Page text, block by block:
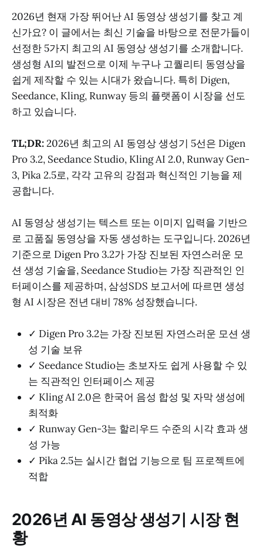
2026년 현재 가장 뛰어난 AI 동영상 생성기를 찾고 계
신가요? 이 글에서는 최신 기술을 바탕으로 전문가들이
선정한 5가지 최고의 AI 동영상 생성기를 소개합니다.
생성형 AI의 발전으로 이제 누구나 고퀄리티 동영상을
쉽게 제작할 수 있는 시대가 왔습니다. 특히 Digen,
Seedance, Kling, Runway 등의 플랫폼이 시장을 선도
하고 있습니다.
TL;DR:2026년 최고의 AI 동영상 생성기 5선은 Digen
Pro 3.2, Seedance Studio, Kling AI 2.0, Runway Gen-
3, Pika 2.5로, 각각 고유의 강점과 혁신적인 기능을 제
공합니다.
AI 동영상 생성기는 텍스트 또는 이미지 입력을 기반으
로 고품질 동영상을 자동 생성하는 도구입니다. 2026년
기준으로 Digen Pro 3.2가 가장 진보된 자연스러운 모
션 생성 기술을, Seedance Studio는 가장 직관적인 인
터페이스를 제공하며, 삼성SDS 보고서에 따르면 생성
형 AI 시장은 전년 대비 78% 성장했습니다.
✓ Digen Pro 3.2는 가장 진보된 자연스러운 모션 생
성 기술 보유
✓ Seedance Studio는 초보자도 쉽게 사용할 수 있
는 직관적인 인터페이스 제공
✓ Kling AI 2.0은 한국어 음성 합성 및 자막 생성에
최적화
✓ Runway Gen-3는 할리우드 수준의 시각 효과 생
성 가능
✓ Pika 2.5는 실시간 협업 기능으로 팀 프로젝트에
적합
2026년 AI 동영상 생성기 시장 현
황